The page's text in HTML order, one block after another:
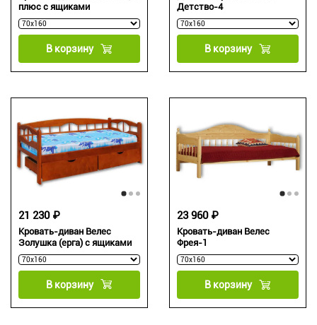
плюс с ящиками
В корзину
Детство-4
В корзину
Кровать-диван Велес
Золушка (ерга) с ящиками
21 230 ₽
В корзину
Кровать-диван Велес
Фрея-1
23 960 ₽
В корзину